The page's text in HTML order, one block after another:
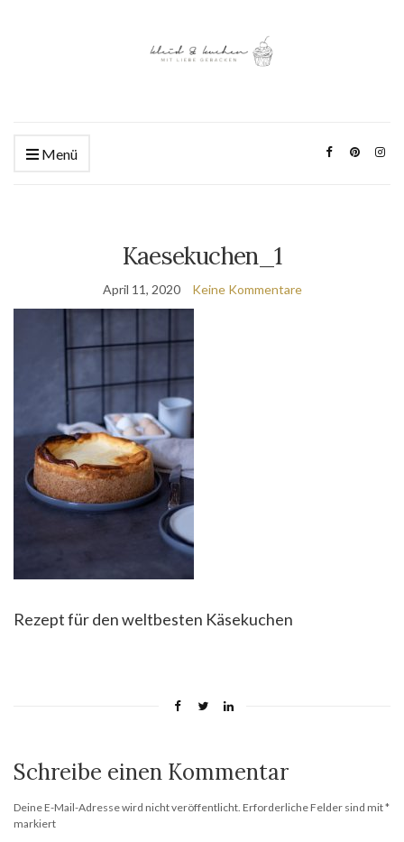
Menü
Kaesekuchen_1
April 11, 2020 Keine Kommentare
Rezept für den weltbesten Käsekuchen
Schreibe einen Kommentar
Deine E-Mail-Adresse wird nicht veröffentlicht. Erforderliche Felder sind mit*
markiert